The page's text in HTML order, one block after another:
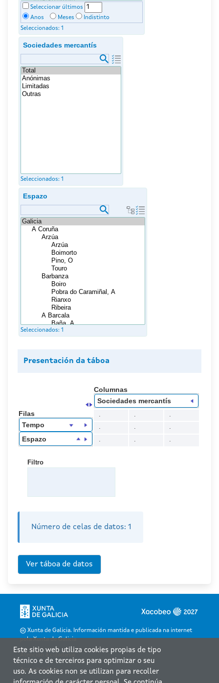
Seleccionar últimos
Anos
Meses
Indistinto
Seleccionados: 1
Sociedades mercantís
Seleccionados: 1
Espazo
Seleccionados: 1
Presentación da táboa
Columnas
Sociedades mercantís
Filas
Tempo
Espazo
Filtro
Número de celas de datos: 1
Xunta de Galicia. Información mantida e publicada na internet
pola Xunta de Galicia
Accesibilidade
Este sitio web utiliza cookies propias de tipo
técnico e de terceiros para optimizar o seu
uso. As cookies non se utilizan para recoller